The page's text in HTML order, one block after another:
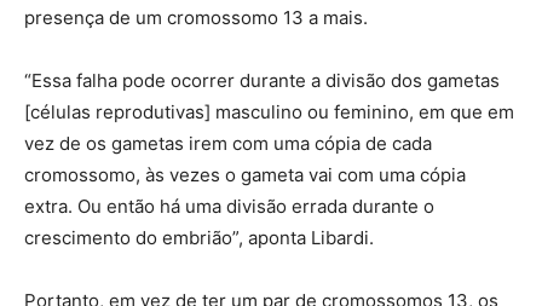
presença de um cromossomo 13 a mais.
“Essa falha pode ocorrer durante a divisão dos gametas
[células reprodutivas] masculino ou feminino, em que em
vez de os gametas irem com uma cópia de cada
cromossomo, às vezes o gameta vai com uma cópia
extra. Ou então há uma divisão errada durante o
crescimento do embrião”, aponta Libardi.
Portanto, em vez de ter um par de cromossomos 13, os